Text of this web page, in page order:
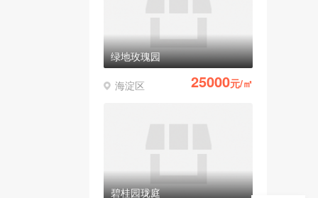
绿地玫瑰园
海淀区 25000元/㎡
碧桂园珑庭